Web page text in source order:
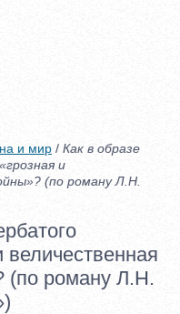
и мир / Как в образе
и
(по роману Л.Н.
величественная
(по роману Л.Н.